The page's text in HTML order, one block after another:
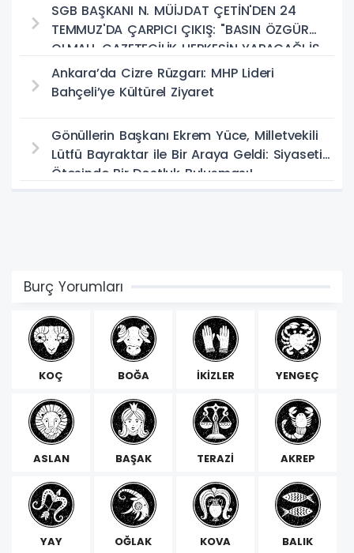
SGB BAŞKANI N. MÜİJDAT ÇETİN'DEN 24
TEMMUZ'DA ÇARPICI ÇIKIŞ: "BASIN ÖZGÜR
OLMALI, GAZETECİLİK HERKESİN YAPACAĞI İŞ
DEĞİL!"
Ankara’da Cizre Rüzgarı: MHP Lideri
Bahçeli’ye Kültürel Ziyaret
Gönüllerin Başkanı Ekrem Yüce, Milletvekili
Lütfü Bayraktar ile Bir Araya Geldi: Siyasetin
Ötesinde Bir Dostluk Buluşması!
Burç Yorumları
KOÇ BOĞA İKİZLER YENGEÇ
ASLAN BAŞAK TERAZİ AKREP
YAY OĞLAK KOVA BALIK